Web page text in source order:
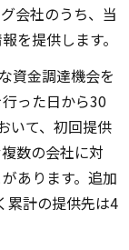
会社のうち、当
を提供します。
資金調達機会を
った日から30
いて、初回提供
数の会社に対
あります。追加
累計の提供先は4